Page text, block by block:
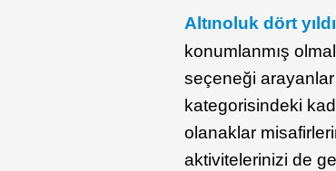
Altınoluk dört
konumlanmış
seçeneği arayanlar
kategorisindeki
olanaklar
aktivitelerinizi de